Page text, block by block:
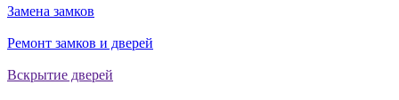
Замена замков
Ремонт замков и дверей
Вскрытие дверей